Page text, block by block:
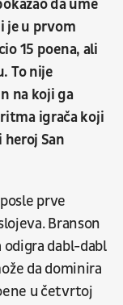
da ume
je u prvom
15 poena, ali
To nije
na koji ga
igrača koji
San
prve
Branson
odigra dabl-dabl
da dominira
u četvrtoj